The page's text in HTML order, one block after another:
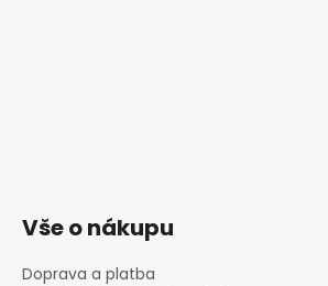
Vše o nákupu
Doprava a platba